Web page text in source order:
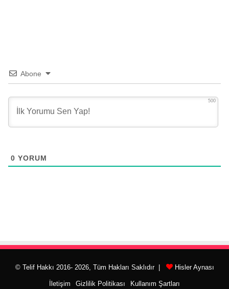
Abone
500
0 YORUM
© Telif Hakkı 2016- 2026, Tüm Hakları Saklıdır | Hisler Aynası
İletişim Gizlilik Politikası Kullanım Şartları